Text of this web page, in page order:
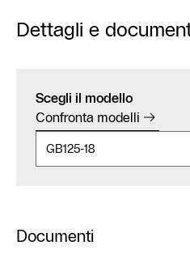
Dettagli e
Scegli il modello
Confronta modelli
Documenti